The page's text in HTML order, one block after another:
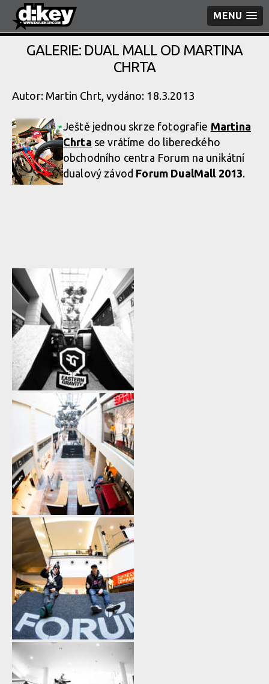
MENU
GALERIE: DUAL MALL OD MARTINA
CHRTA
Autor: Martin Chrt, vydáno: 18.3.2013
Ještě jednou skrze fotografie Martina
Chrta se vrátíme do libereckého
obchodního centra Forum na unikátní
dualový závod Forum DualMall 2013.